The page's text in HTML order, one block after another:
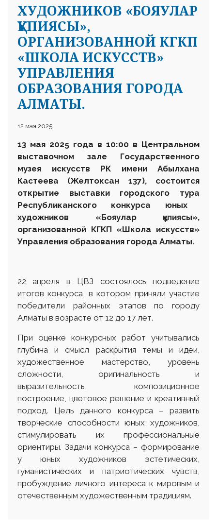
ХУДОЖНИКОВ «БОЯУЛАР
ҚҰПИЯСЫ»,
ОРГАНИЗОВАННОЙ КГКП
«ШКОЛА ИСКУССТВ»
УПРАВЛЕНИЯ
ОБРАЗОВАНИЯ ГОРОДА
АЛМАТЫ.
12 мая 2025
13 мая 2025 года в 10:00 в Центральном
выставочном зале Государственного
музея искусств РК имени Абылхана
Кастеева (Желтоксан 137), состоится
открытие выставкигородского тура
Республиканского конкурса юных
художников «Бояулар құпиясы»,
организованной КГКП «Школа искусств»
Управления образования города Алматы.
22 апреля в ЦВЗ состоялось подведение
итогов конкурса, в котором приняли участие
победители районных этапов по городу
Алматы в возрасте от 12 до 17 лет.
При оценке конкурсных работ учитывались
глубина и смысл раскрытия темы и идеи,
художественное мастерство, уровень
сложности, оригинальность и
выразительность, композиционное
построение, цветовое решение и креативный
подход. Цель данного конкурса – развить
творческие способности юных художников,
стимулировать их профессиональные
ориентиры. Задачи конкурса – формирование
у юных художников эстетических,
гуманистических и патриотических чувств,
пробуждение личного интереса к мировым и
отечественным художественным традициям.